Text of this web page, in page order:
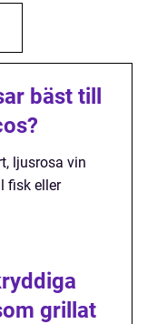
bäst till
ljusrosa vin
fisk eller
grillat